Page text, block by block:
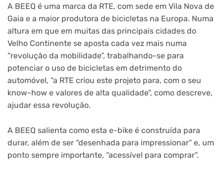
A BEEQ é uma marca da RTE, com sede em Vila Nova de
Gaia e a maior produtora de bicicletas na Europa. Numa
altura em que em muitas das principais cidades do
Velho Continente se aposta cada vez mais numa
“revolução da mobilidade”, trabalhando-se para
potenciar o uso de bicicletas em detrimento do
automóvel, “a RTE criou este projeto para, com o seu
know-how e valores de alta qualidade”, como descreve,
ajudar essa revolução.
A BEEQ salienta como esta e-bike é construída para
durar, além de ser “desenhada para impressionar” e, um
ponto sempre importante, “acessível para comprar”.